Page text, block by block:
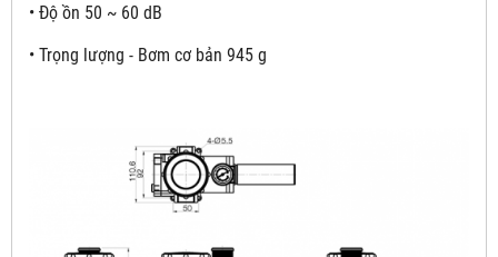
• Độ ồn 50 ~ 60 dB
• Trọng lượng - Bơm cơ bản 945 g